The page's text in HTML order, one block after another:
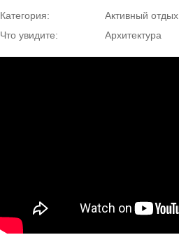
Категория:
Активный отдых
Что увидите:
Архитектура